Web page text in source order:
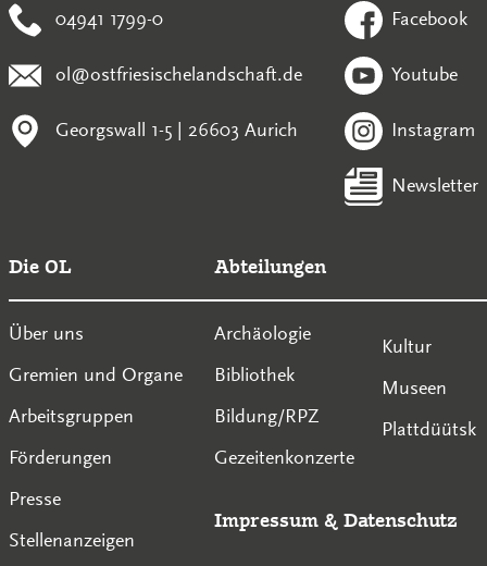
04941 1799-0
ol@ostfriesischelandschaft.de
Georgswall 1-5 | 26603 Aurich
Facebook
Youtube
Instagram
Newsletter
Die OL
Über uns
Gremien und Organe
Arbeitsgruppen
Förderungen
Presse
Stellenanzeigen
Abteilungen
Archäologie
Bibliothek
Bildung/RPZ
Gezeitenkonzerte
Kultur
Museen
Plattdüütsk
Impressum & Datenschutz